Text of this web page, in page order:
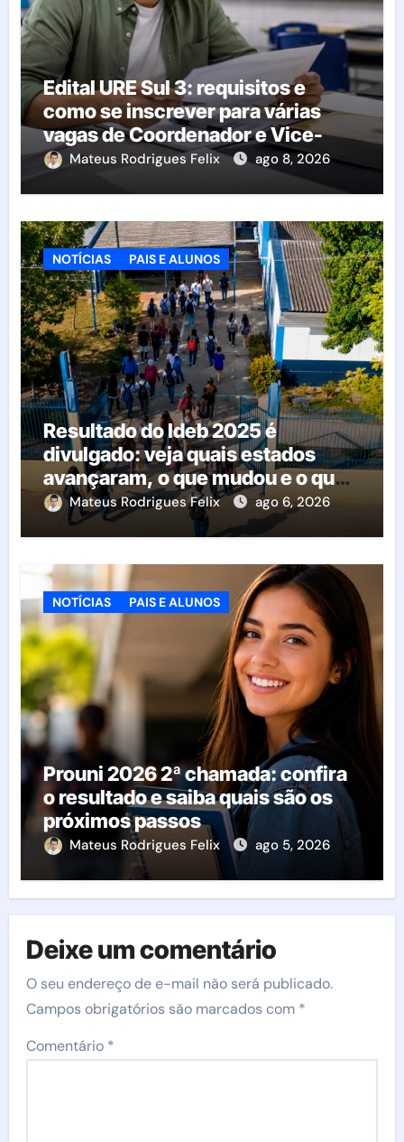
Edital URE Sul 3: requisitos e
como se inscrever para várias
vagas de Coordenador e Vice-
Diretor
Mateus Rodrigues Felix ago 8, 2026
NOTÍCIAS PAIS E ALUNOS
Resultado do Ideb 2025 é
divulgado: veja quais estados
avançaram, o que mudou e o que
esperar da educação brasileira
Mateus Rodrigues Felix ago 6, 2026
NOTÍCIAS PAIS E ALUNOS
Prouni 2026 2ª chamada: confira
o resultado e saiba quais são os
próximos passos
Mateus Rodrigues Felix ago 5, 2026
Deixe um comentário
O seu endereço de e-mail não será publicado.
Campos obrigatórios são marcados com *
Comentário *